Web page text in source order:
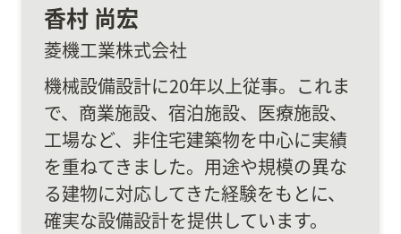
香村 尚宏
菱機工業株式会社
機械設備設計に20年以上従事。これま
で、商業施設、宿泊施設、医療施設、
工場など、非住宅建築物を中心に実績
を重ねてきました。用途や規模の異な
る建物に対応してきた経験をもとに、
確実な設備設計を提供しています。